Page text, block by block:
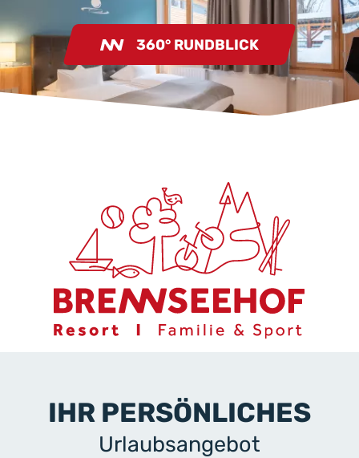
360° RUNDBLICK
IHR PERSÖNLICHES
Urlaubsangebot